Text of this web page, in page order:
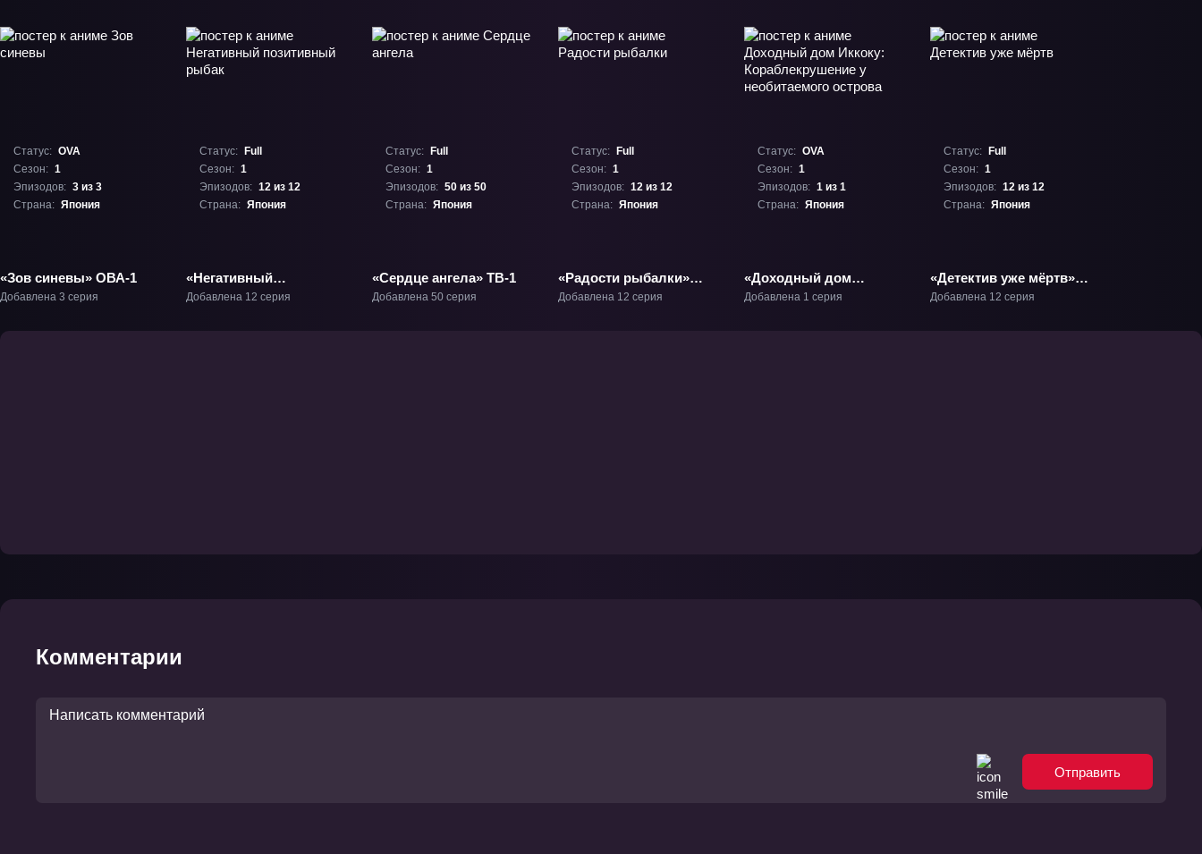
Статус: OVA
Сезон: 1
Эпизодов: 3 из 3
Страна: Япония
«Зов синевы» ОВА-1
Добавлена 3 серия
Статус:
Full
Сезон: 1
Эпизодов: 12 из 12
Страна: Япония
«Негативный
позитивный рыбак»
Добавлена 12 серия
Статус:
Full
Сезон: 1
Эпизодов: 50 из 50
Страна: Япония
«Сердце ангела» ТВ-1
Добавлена 50 серия
Статус:
Full
Сезон: 1
Эпизодов: 12 из 12
Страна: Япония
«Радости рыбалки»
ТВ-1
Добавлена 12 серия
Статус: OVA
Сезон: 1
Эпизодов: 1 из 1
Страна: Япония
«Доходный дом
Иккоку:
Добавлена 1 серия
Статус:
Full
Сезон: 1
Эпизодов: 12 из 12
Страна: Япония
«Детектив уже мёртв»
ТВ-1
Добавлена 12 серия
Комментарии
Отправить